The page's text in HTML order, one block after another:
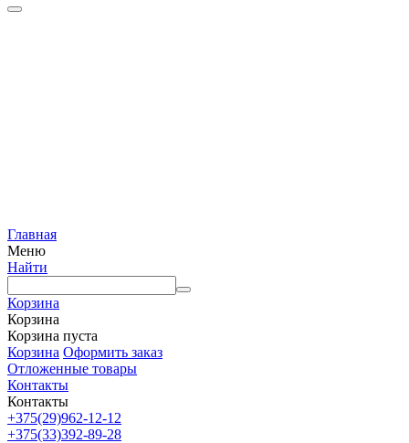
Главная
Меню
Найти
Корзина
Корзина
Корзина пуста
Корзина Оформить заказ
Отложенные товары
Контакты
Контакты
+375(29)962-12-12
+375(33)392-89-28